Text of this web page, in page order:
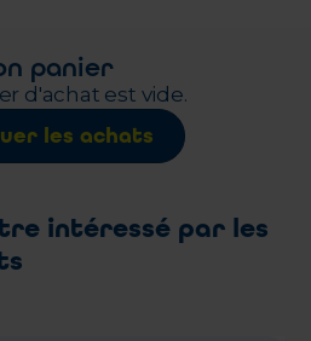
panier
d'achat est vide.
les achats
intéressé par les